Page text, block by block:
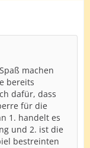
machen
bereits
dafür, dass
für die
1. handelt es
und 2. ist die
bestreinten